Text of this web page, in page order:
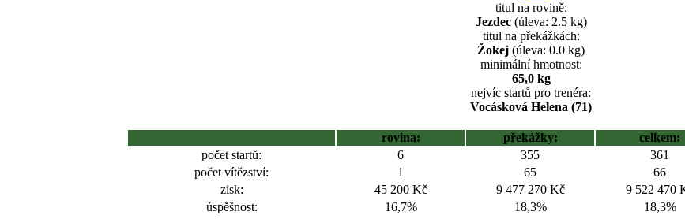
titul na rovině:
Jezdec(úleva: 2.5 kg)
titul na překážkách:
Žokej (úleva: 0.0 kg)
minimální hmotnost:
65,0 kg
nejvíc startů pro trenéra:
Vocásková Helena (71)
rovina: překážky:
celkem:
počet startů:
6 355
361
počet vítězství:
1 65
66
zisk:
45 200 Kč 9 477 270 Kč
9 522 470
úspěšnost:
16,7% 18,3%
18,3%